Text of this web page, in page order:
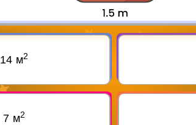
Invite a Friend
14 м2
7 м2